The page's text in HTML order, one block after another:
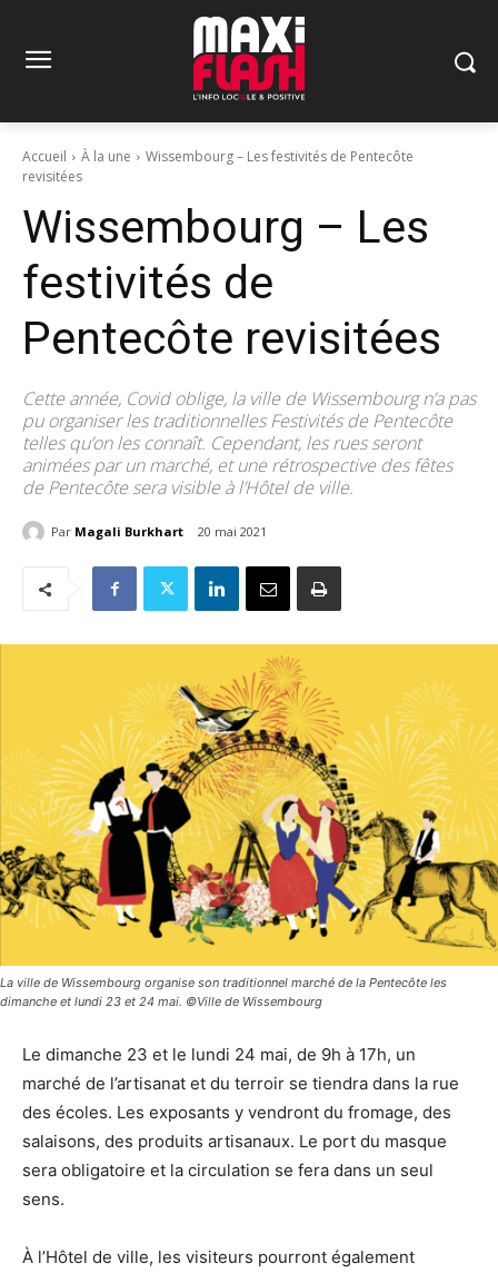
Accueil À la une
Wissembourg – Les festivités de Pentecôte
revisitées
Wissembourg – Les
festivités de
Pentecôte revisitées
Cette année, Covid oblige, la ville de Wissembourg n’a pas
pu organiser les traditionnelles Festivités de Pentecôte
telles qu’on les connaît. Cependant, les rues seront
animées par un marché, et une rétrospective des fêtes
de Pentecôte sera visible à l’Hôtel de ville.
Par Magali Burkhart 20 mai 2021
La ville de Wissembourg organise son traditionnel marché de la Pentecôte les
dimanche et lundi 23 et 24 mai. ©Ville de Wissembourg
Le dimanche 23 et le lundi 24 mai, de 9h à 17h, un
marché de l’artisanat et du terroir se tiendra dans la rue
des écoles. Les exposants y vendront du fromage, des
salaisons, des produits artisanaux. Le port du masque
sera obligatoire et la circulation se fera dans un seul
sens.
À l’Hôtel de ville, les visiteurs pourront également